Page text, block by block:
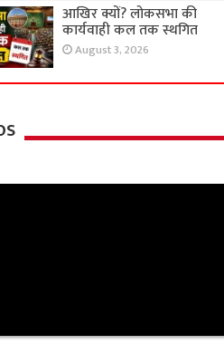
आखिर क्यों? लोकसभा की
कार्यवाही कल तक स्थगित
August 3, 2026